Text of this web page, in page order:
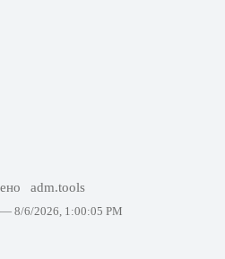
adm.tools
— 8/6/2026, 1:00:05 PM